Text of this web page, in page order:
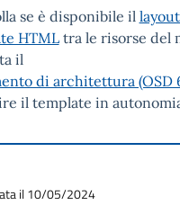
se è disponibile il
HTMLtra le risorse del
il
di architettura (OSD
il template in
il 10/05/2024